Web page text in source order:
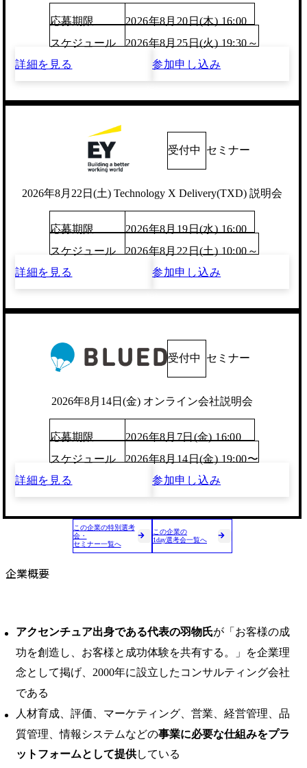
応募期限
2026年8月20日(木) 16:00
スケジュール
2026年8月25日(火) 19:30～
詳細を見る
参加申し込み
受付中 セミナー
2026年8月22日(土) Technology X Delivery(TXD) 説明会
応募期限
2026年8月19日(水) 16:00
スケジュール
2026年8月22日(土) 10:00～
詳細を見る
参加申し込み
受付中 セミナー
2026年8月14日(金) オンライン会社説明会
応募期限
2026年8月7日(金) 16:00
スケジュール
2026年8月14日(金) 19:00〜
詳細を見る
参加申し込み
この企業の特別選考
会・
セミナー一覧へ
この企業の
1day選考会一覧へ
企業概要
アクセンチュア出身である代表の羽物氏が「お客様の成
功を創造し、お客様と成功体験を共有する。」を企業理
念として掲げ、2000年に設立したコンサルティング会社
である
人材育成、評価、マーケティング、営業、経営管理、品
質管理、情報システムなどの事業に必要な仕組みをプラ
ットフォームとして提供している